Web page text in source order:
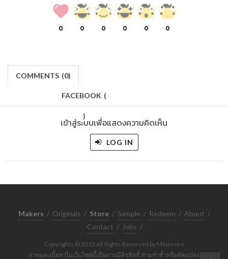
0 0 0 0 0 0
COMMENTS (0)
FACEBOOK (
)
เข้าสู่ระบบเพื่อแสดงความคิดเห็น
LOG IN
Makers / Originals / Store / Sample / Redeem / About /
Contact / Jobs /
Copyrights © 2015 All Rights Reserved by Minimore
ภาพและเนื้อหาในเว็บไซต์นี้เป็นงานมีลิขสิทธิ์ ห้ามทำซ้ำหรือดัดแปลง